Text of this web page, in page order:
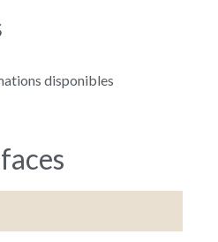
disponibles